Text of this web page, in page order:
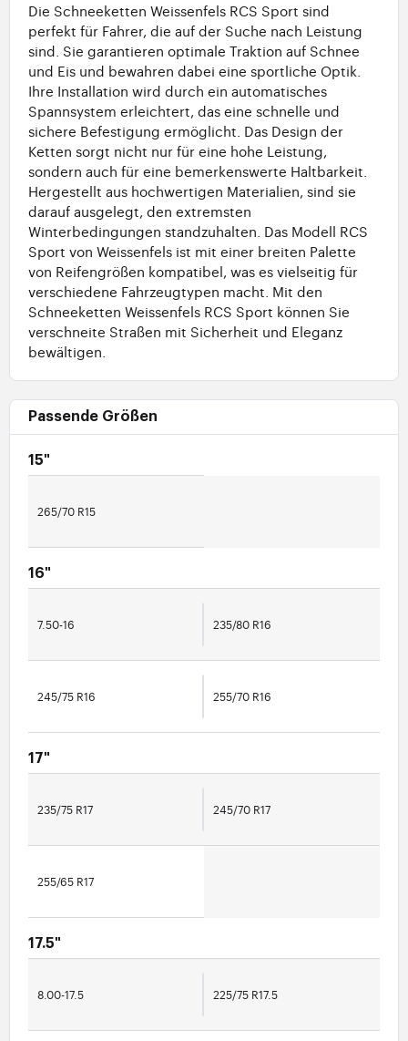
Die Schneeketten Weissenfels RCS Sport sind
perfekt für Fahrer, die auf der Suche nach Leistung
sind. Sie garantieren optimale Traktion auf Schnee
und Eis und bewahren dabei eine sportliche Optik.
Ihre Installation wird durch ein automatisches
Spannsystem erleichtert, das eine schnelle und
sichere Befestigung ermöglicht. Das Design der
Ketten sorgt nicht nur für eine hohe Leistung,
sondern auch für eine bemerkenswerte Haltbarkeit.
Hergestellt aus hochwertigen Materialien, sind sie
darauf ausgelegt, den extremsten
Winterbedingungen standzuhalten. Das Modell RCS
Sport von Weissenfels ist mit einer breiten Palette
von Reifengrößen kompatibel, was es vielseitig für
verschiedene Fahrzeugtypen macht. Mit den
Schneeketten Weissenfels RCS Sport können Sie
verschneite Straßen mit Sicherheit und Eleganz
bewältigen.
Passende Größen
15"
265/70 R15
16"
7.50-16 235/80 R16
245/75 R16 255/70 R16
17"
235/75 R17 245/70 R17
255/65 R17
17.5"
8.00-17.5 225/75 R17.5